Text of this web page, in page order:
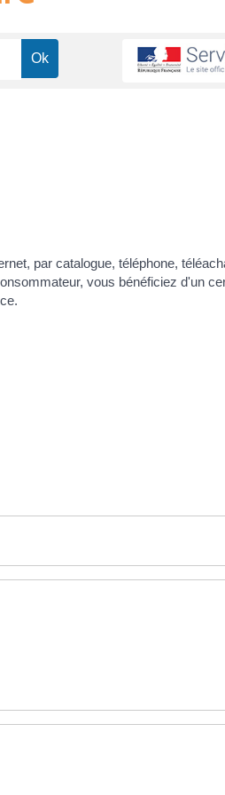
par catalogue, téléphone,
vous bénéficiez d'un